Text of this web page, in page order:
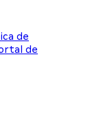
de
de